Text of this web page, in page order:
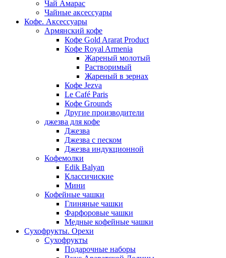
Чай Амарас
Чайные аксессуары
Кофе. Аксессуары
Армянский кофе
Кофе Gold Ararat Product
Кофе Royal Armenia
Жареный молотый
Растворимый
Жареный в зернах
Кофе Jezva
Le Café Paris
Кофе Grounds
Другие производители
джезва для кофе
Джезва
Джезва с песком
Джезва индукционной
Кофемолки
Edik Balyan
Классичиские
Мини
Кофейные чашки
Глиняные чашки
Фарфоровые чашки
Медные кофейные чашки
Сухофрукты. Орехи
Сухофрукты
Подарочные наборы